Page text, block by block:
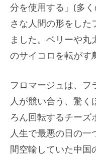
分を使用する」(多
さな人間の形をした
ました。ベリーや
のサイコロを転がす
フロマージュは、
人が競い合う、驚
ろん回転するチー
人生で最悪の日の
間空輸していた中国